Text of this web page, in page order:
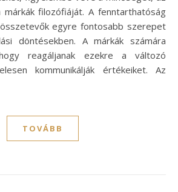
filozófiáját. A fenntarthatóság
egyre fontosabb szerepet
döntésekben. A márkák számára
reagáljanak ezekre a változó
kommunikálják értékeiket. Az
TOVÁBB